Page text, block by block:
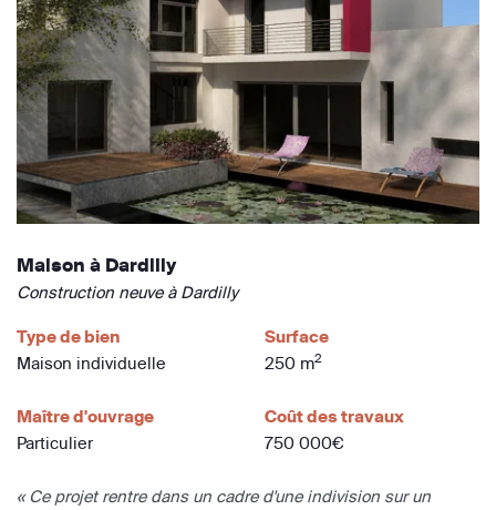
Maison à Dardilly
Construction neuve à Dardilly
Type de bien
Maison individuelle
Surface
250 m2
Maître d'ouvrage
Particulier
Coût des travaux
750 000€
« Ce projet rentre dans un cadre d'une indivision sur un